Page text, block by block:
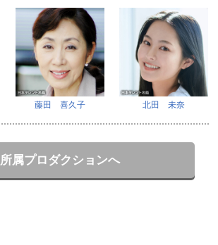
藤田 喜久子 北田 未奈
所属プロダクションへ